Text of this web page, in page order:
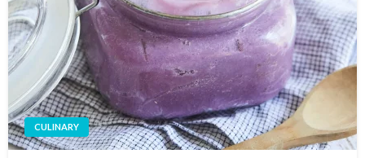
CULINARY